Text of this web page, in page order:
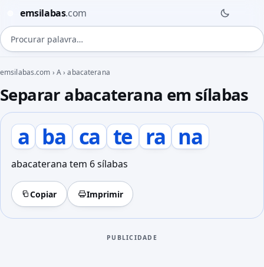
emsilabas.com
Procurar palavra
emsilabas.com › A›abacaterana
Separar abacaterana em sílabas
a ba ca te ra na
abacaterana tem 6 sílabas
Copiar Imprimir
PUBLICIDADE